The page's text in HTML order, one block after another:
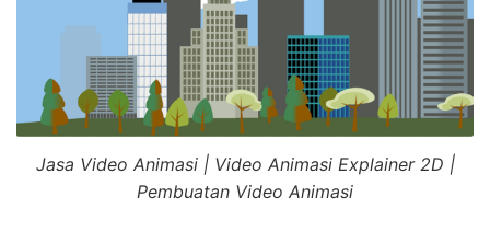
Jasa Video Animasi | Video Animasi Explainer 2D |
Pembuatan Video Animasi